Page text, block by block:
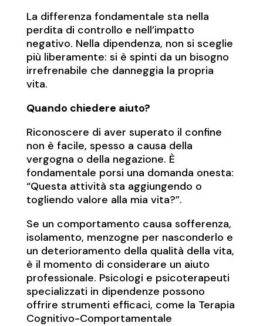
La differenza fondamentale sta nella
perdita di controllo e nell’impatto
negativo. Nella dipendenza, non si sceglie
più liberamente: si è spinti da un bisogno
irrefrenabile che danneggia la propria
vita.
Quando chiedere aiuto?
Riconoscere di aver superato il confine
non è facile, spesso a causa della
vergogna o della negazione. È
fondamentale porsi una domanda onesta:
“Questa attività sta aggiungendo o
togliendo valore alla mia vita?”.
Se un comportamento causa sofferenza,
isolamento, menzogne per nasconderlo e
un deterioramento della qualità della vita,
è il momento di considerare un aiuto
professionale. Psicologi e psicoterapeuti
specializzati in dipendenze possono
offrire strumenti efficaci, come la Terapia
Cognitivo-Comportamentale